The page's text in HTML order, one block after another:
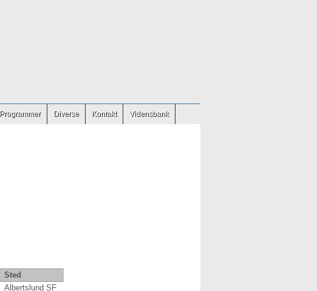
Programmer Diverse Kontakt Vidensbank
Sted
Albertslund SF